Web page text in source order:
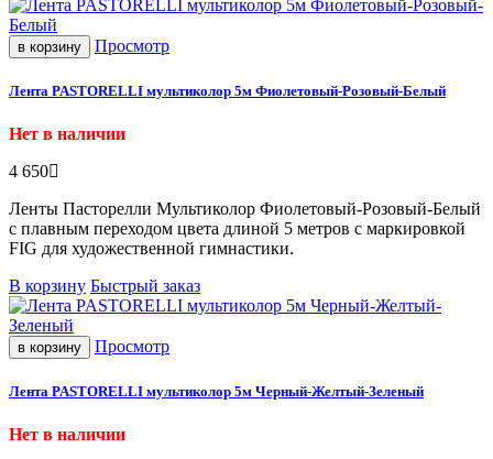
в корзину Просмотр
Лента PASTORELLI мультиколор 5м Фиолетовый-Розовый-Белый
Нет в наличии
4 650
Ленты Пасторелли Мультиколор Фиолетовый-Розовый-Белый
с плавным переходом цвета длиной 5 метров с маркировкой
FIG для художественной гимнастики.
В корзину Быстрый заказ
в корзину Просмотр
Лента PASTORELLI мультиколор 5м Черный-Желтый-Зеленый
Нет в наличии